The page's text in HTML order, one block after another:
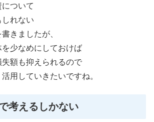
ついて
しれない
きましたが、
少なめにしておけば
額も抑えられるので
用していきたいですね。
考えるしかない